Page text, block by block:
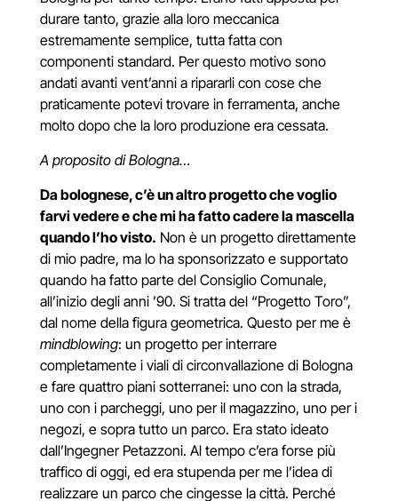
durare tanto, grazie alla loro meccanica
estremamente semplice, tutta fatta con
componenti standard. Per questo motivo sono
andati avanti vent’anni a ripararli con cose che
praticamente potevi trovare in ferramenta, anche
molto dopo che la loro produzione era cessata.
A proposito di Bologna…
Da bolognese, c’è un altro progetto che voglio
farvi vedere e che mi ha fatto cadere la mascella
quando l’ho visto. Non è un progetto direttamente
di mio padre, ma lo ha sponsorizzato e supportato
quando ha fatto parte del Consiglio Comunale,
all’inizio degli anni ’90. Si tratta del “Progetto Toro”,
dal nome della figura geometrica. Questo per me è
mindblowing: un progetto per interrare
completamente i viali di circonvallazione di Bologna
e fare quattro piani sotterranei: uno con la strada,
uno con i parcheggi, uno per il magazzino, uno per i
negozi, e sopra tutto un parco. Era stato ideato
dall’Ingegner Petazzoni. Al tempo c’era forse più
traffico di oggi, ed era stupenda per me l’idea di
realizzare un parco che cingesse la città. Perché